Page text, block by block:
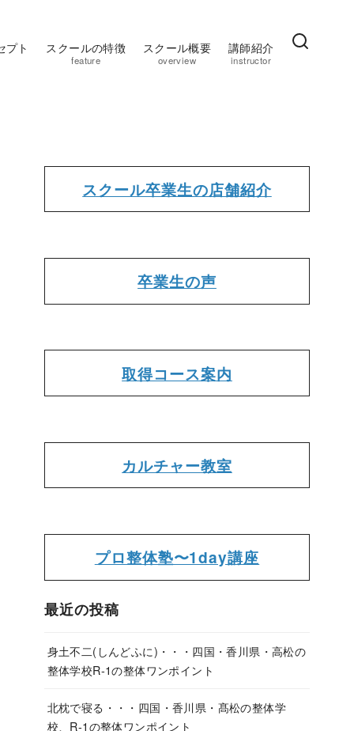
プト スクールの特徴
feature
スクール概要
overview
講師紹介
instructor
スクール卒業生の店舗紹介
卒業生の声
取得コース案内
カルチャー教室
プロ整体塾〜1day講座
最近の投稿
身土不二(しんどふに)・・・四国・香川県・高松の
整体学校R-1の整体ワンポイント
北枕で寝る・・・四国・香川県・髙松の整体学
校、R-1の整体ワンポイント